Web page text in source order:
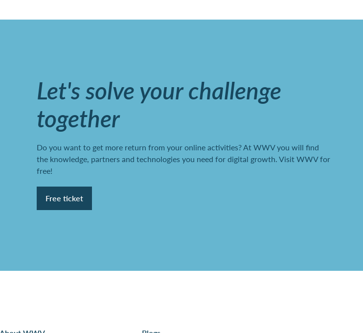
Let's solve your challenge
together
Do you want to get more return from your online activities? At WWV you will find
the knowledge, partners and technologies you need for digital growth. Visit WWV for
free!
Free ticket